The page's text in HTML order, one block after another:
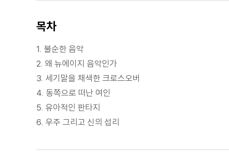
목차
1. 불순한 음악
2. 왜 뉴에이지 음악인가
3. 세기말을 채색한 크로스오버
4. 동쪽으로 떠난 여인
5. 유아적인 판타지
6. 우주 그리고 신의 섭리